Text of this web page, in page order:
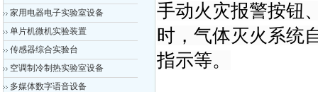
家用电器电子实验室设备
单片机微机实验装置
传感器综合实验台
空调制冷制热实验室设备
多媒体数字语音设备
手动火灾报警按钮
时，气体灭火系统
指示等。